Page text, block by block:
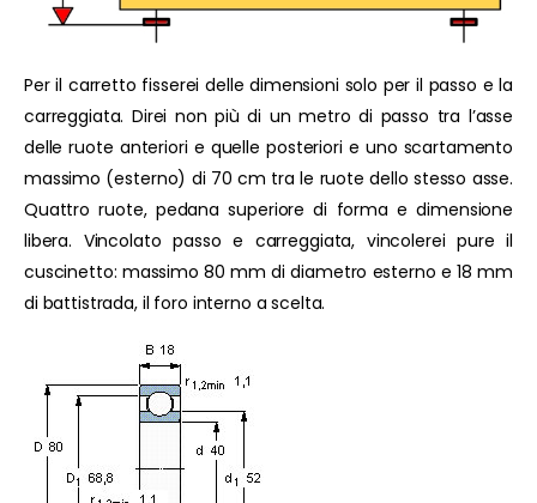
Per il carretto fisserei delle dimensioni solo per il passo e la
carreggiata. Direi non più di un metro di passo tra l’asse
delle ruote anteriori e quelle posteriori e uno scartamento
massimo (esterno) di 70 cm tra le ruote dello stesso asse.
Quattro ruote, pedana superiore di forma e dimensione
libera. Vincolato passo e carreggiata, vincolerei pure il
cuscinetto: massimo 80 mm di diametro esterno e 18 mm
di battistrada, il foro interno a scelta.